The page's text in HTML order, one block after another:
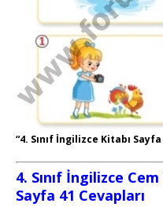
“4. Sınıf İngilizce Kitabı
4. Sınıf İngilizce
Sayfa 41 Cevapları